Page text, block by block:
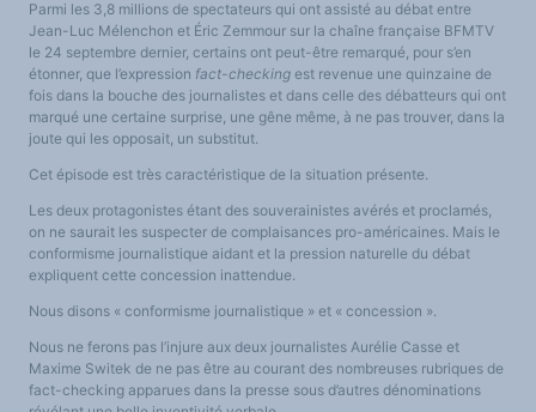
LES FONDAMENTAUX
Les acteurs du plurilinguisme
Langues et géopolitique - L'avenir des langues
Multilinguismes et plurilinguismes
Politiques et droits linguistiques
Dynamique des langues
Langues et histoire
Langues, sciences et philosophie
Science ouverte
Langues et pouvoirs
Terminologie
DOSSIERS THÉMATIQUES
Education et recherche
Culture et industries culturelles
Economique et social
International
Accéder à la plateforme pour la traduction (en construction)
Accéder au site de l'OPA (Observatoire du plurilinguisme en Afrique)
ACTUALITÉS/EVENEMENTS
Actualités
Manifestations
Parmi les 3,8 millions de spectateurs qui ont assisté au débat entre
Jean-Luc Mélenchon et Éric Zemmour sur la chaîne française BFMTV
le 24 septembre dernier, certains ont peut-être remarqué, pour s’en
étonner, que l’expression fact-checking est revenue une quinzaine de
fois dans la bouche des journalistes et dans celle des débatteurs qui ont
marqué une certaine surprise, une gêne même, à ne pas trouver, dans la
joute qui les opposait, un substitut.
Cet épisode est très caractéristique de la situation présente.
Les deux protagonistes étant des souverainistes avérés et proclamés,
on ne saurait les suspecter de complaisances pro-américaines. Mais le
conformisme journalistique aidant et la pression naturelle du débat
expliquent cette concession inattendue.
Nous disons « conformisme journalistique » et « concession ».
Nous ne ferons pas l’injure aux deux journalistes Aurélie Casse et
Maxime Switek de ne pas être au courant des nombreuses rubriques de
fact-checking apparues dans la presse sous d’autres dénominations